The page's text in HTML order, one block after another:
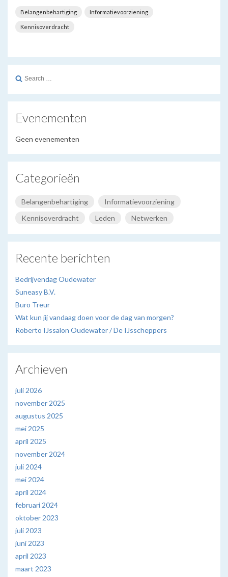
Belangenbehartiging Informatievoorziening
Kennisoverdracht
Search
Evenementen
Geen evenementen
Categorieën
Belangenbehartiging
Informatievoorziening
Kennisoverdracht
Leden Netwerken
Recente berichten
Bedrijvendag Oudewater
Suneasy B.V.
Buro Treur
Wat kun jij vandaag doen voor de dag van morgen?
Roberto IJssalon Oudewater / De IJsscheppers
Archieven
juli 2026
november 2025
augustus 2025
mei 2025
april 2025
november 2024
juli 2024
mei 2024
april 2024
februari 2024
oktober 2023
juli 2023
juni 2023
april 2023
maart 2023